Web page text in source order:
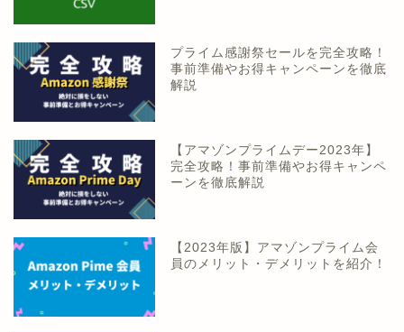
プライム感謝祭セールを完全攻略！
事前準備やお得キャンペーンを徹底
解説
【アマゾンプライムデー2023年】
完全攻略！事前準備やお得キャンペ
ーンを徹底解説
【2023年版】アマゾンプライム会
員のメリット・デメリットを紹介！